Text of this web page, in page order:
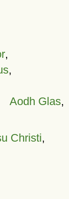
,
,
Aodh Glas,
Christi,